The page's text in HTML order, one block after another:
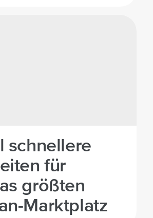
schnellere
für
größten
Marktplatz